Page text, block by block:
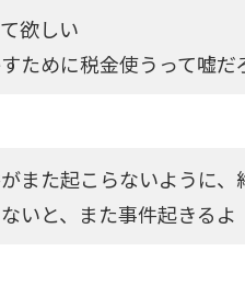
欲しい
ために税金使うって嘘だ
また起こらないように、
いと、また事件起きるよ